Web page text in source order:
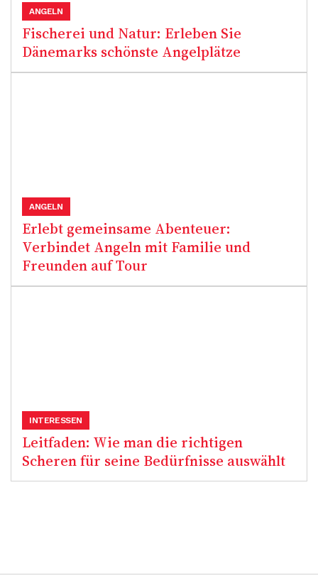
Fischerei und Natur: Erleben Sie
Dänemarks schönste Angelplätze
ANGELN
Erlebt gemeinsame Abenteuer:
Verbindet Angeln mit Familie und
Freunden auf Tour
ANGELN
Leitfaden: Wie man die richtigen
Scheren für seine Bedürfnisse auswählt
INTERESSEN